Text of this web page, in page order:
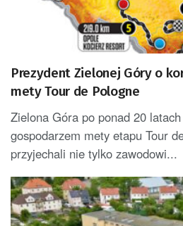
Prezydent Zielonej Góry o
mety Tour de Pologne
Zielona Góra po ponad 20
gospodarzem mety etapu Tour
przyjechali nie tylko zawodowi...